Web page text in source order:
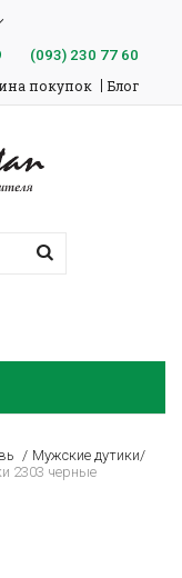
(093)230 77 60
покупок Блог
Мужские дутики/
2303 черные